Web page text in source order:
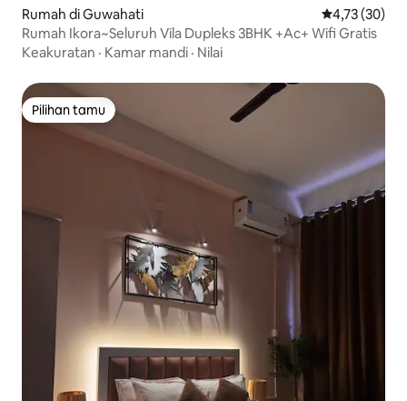
Rumah di Guwahati Nilai rata-rata
4,73 (30)
Rumah Ikora~Seluruh Vila Dupleks 3BHK +Ac+ Wifi Gratis
Keakuratan · Kamar mandi · Nilai
Pilihan tamu
Pilihan tamu